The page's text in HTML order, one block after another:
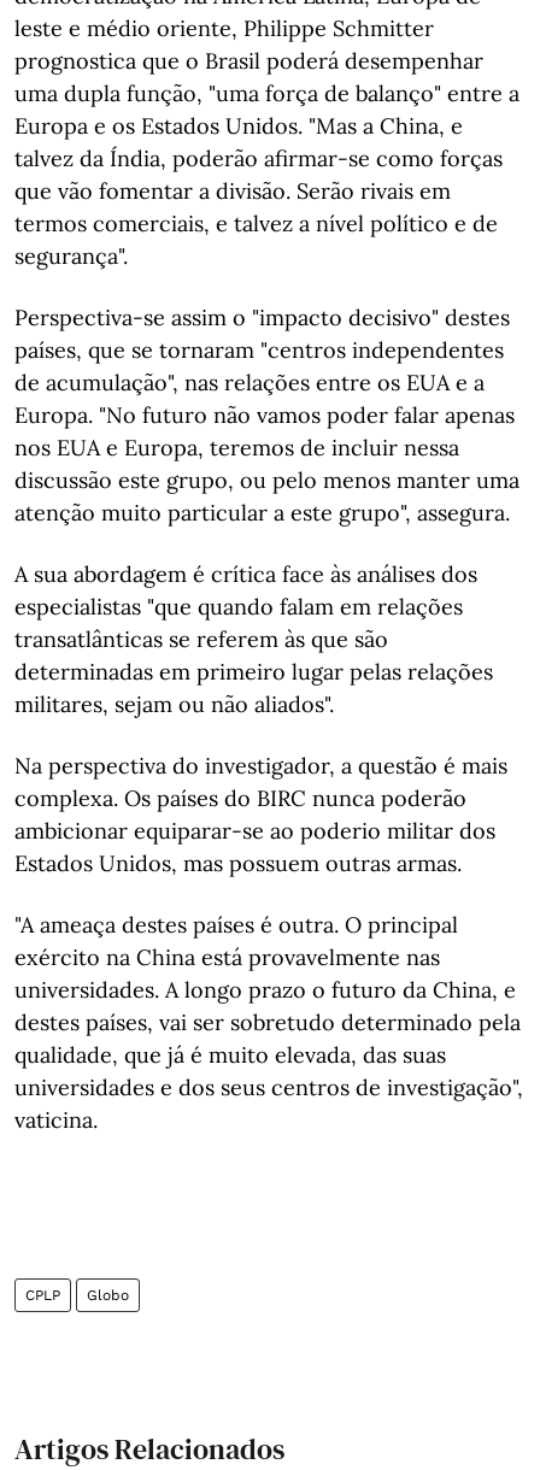
leste e médio oriente, Philippe Schmitter
prognostica que o Brasil poderá desempenhar
uma dupla função, "uma força de balanço" entre a
Europa e os Estados Unidos. "Mas a China, e
talvez da Índia, poderão afirmar-se como forças
que vão fomentar a divisão. Serão rivais em
termos comerciais, e talvez a nível político e de
segurança".
Perspectiva-se assim o "impacto decisivo" destes
países, que se tornaram "centros independentes
de acumulação", nas relações entre os EUA e a
Europa. "No futuro não vamos poder falar apenas
nos EUA e Europa, teremos de incluir nessa
discussão este grupo, ou pelo menos manter uma
atenção muito particular a este grupo", assegura.
A sua abordagem é crítica face às análises dos
especialistas "que quando falam em relações
transatlânticas se referem às que são
determinadas em primeiro lugar pelas relações
militares, sejam ou não aliados".
Na perspectiva do investigador, a questão é mais
complexa. Os países do BIRC nunca poderão
ambicionar equiparar-se ao poderio militar dos
Estados Unidos, mas possuem outras armas.
"A ameaça destes países é outra. O principal
exército na China está provavelmente nas
universidades. A longo prazo o futuro da China, e
destes países, vai ser sobretudo determinado pela
qualidade, que já é muito elevada, das suas
universidades e dos seus centros de investigação",
vaticina.
CPLP Globo
Artigos Relacionados